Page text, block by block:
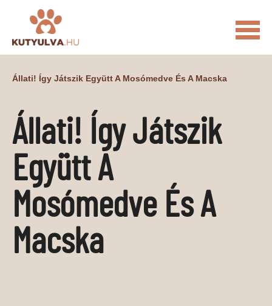
KUTYULVA – HÍREK
CUKI ÉLETKÉPEK NÖVÉNYEK
ÁLLATI
ÁLLATI ELEDELEK ÁLLATI FELSZERELÉSEK
ÁLLATI SZOLGÁLTATÁSOK
PR CIKKEK
Állati! Így Játszik Együtt A Mosómedve És A Macska
Állati! Így Játszik
Együtt A
Mosómedve És A
Macska